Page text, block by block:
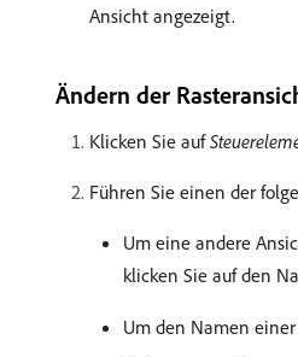
Ansicht angezeigt.
Ändern der
Klicken Sie auf
Führen Sie einen der
Um eine andere
klicken Sie auf den
Um den Namen